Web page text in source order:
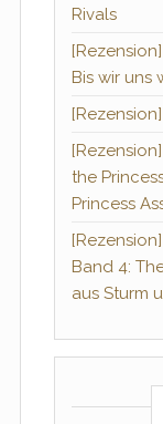
Rivals
Bis wir uns
the
Princess
Band 4:
aus Sturm